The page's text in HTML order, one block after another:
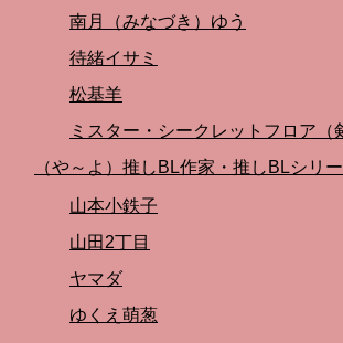
南月（みなづき）ゆう
待緒イサミ
松基羊
ミスター・シークレットフロア（
（や～よ）推しBL作家・推しBLシリ
山本小鉄子
山田2丁目
ヤマダ
ゆくえ萌葱